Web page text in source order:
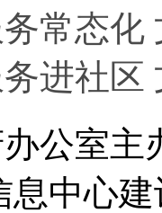
常态化
进社区
公室
息中心建